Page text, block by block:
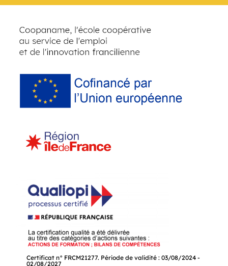
Certificat n° FRCM21277. Période de validité : 03/08/2024 -
02/08/2027